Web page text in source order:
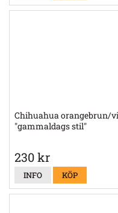
Chihuahua orangebrun/
"gammaldags stil"
230 kr
INFO KÖP